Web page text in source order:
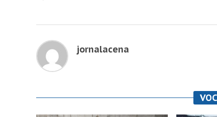
jornalacena